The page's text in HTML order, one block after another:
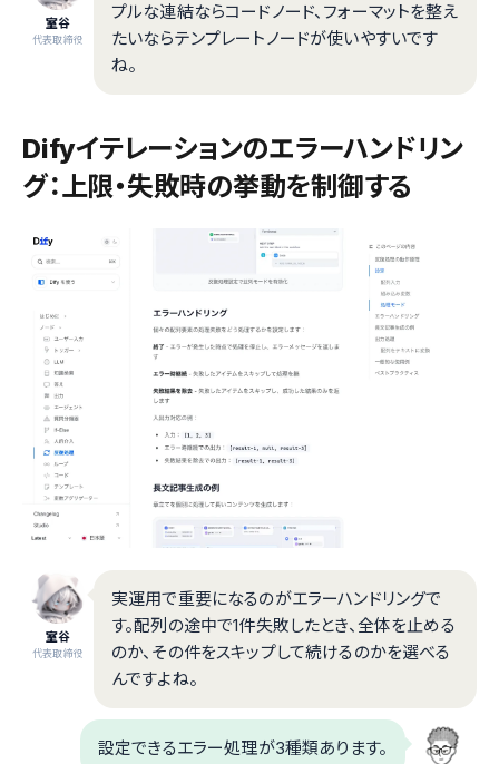
室谷
代表取締役
プルな連結ならコードノード、フォーマットを整え
たいならテンプレートノードが使いやすいです
ね。
Difyイテレーションのエラーハンドリン
グ：上限・失敗時の挙動を制御する
室谷
代表取締役
実運用で重要になるのがエラーハンドリングで
す。配列の途中で1件失敗したとき、全体を止める
のか、その件をスキップして続けるのかを選べる
んですよね。
設定できるエラー処理が3種類あります。